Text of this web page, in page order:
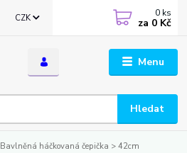
Menu
CZK
Hledat
0 ks
za 0 Kč
Bavlněná háčkovaná čepička > 42cm